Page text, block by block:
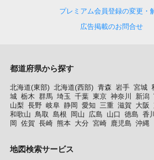
プレミアム会員登録の変更・
広告掲載のお問合せ
都道府県から探す
北海道(東部) 北海道(西部) 青森 岩手 宮城
城 栃木 群馬 埼玉 千葉 東京 神奈川 新潟
山梨 長野 岐阜 静岡 愛知 三重 滋賀 大阪
和歌山
鳥取 島根 岡山 広島 山口 徳島 香
岡 佐賀 長崎 熊本 大分 宮崎 鹿児島 沖縄
地図検索サービス